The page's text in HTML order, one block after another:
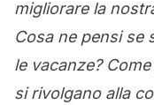
migliorare la
Cosa ne pensi se
le vacanze?
si rivolgano alla